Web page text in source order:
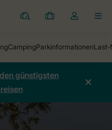
Ferienparks
Meine
Dropdown-
öffnen
günstigsten
Preise vergleichen